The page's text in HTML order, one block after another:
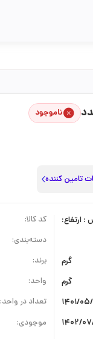
ناموجود
تامین کننده
ارتفاع:
گرم
گرم
1401/
1402/
کد کالا:
دسته‌بندی:
برند:
واحد:
تعداد در واحد:
موجودی: